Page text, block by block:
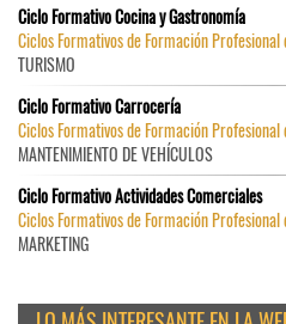
Ciclo Formativo Cocina y Gastronomía
Ciclos Formativos de Formación Profesional
TURISMO
Ciclo Formativo Carrocería
Ciclos Formativos de Formación Profesional
MANTENIMIENTO DE VEHÍCULOS
Ciclo Formativo Actividades Comerciales
Ciclos Formativos de Formación Profesional
MARKETING